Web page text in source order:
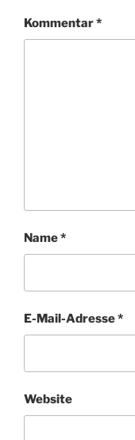
Kommentar*
Name*
E-Mail-Adresse*
Website